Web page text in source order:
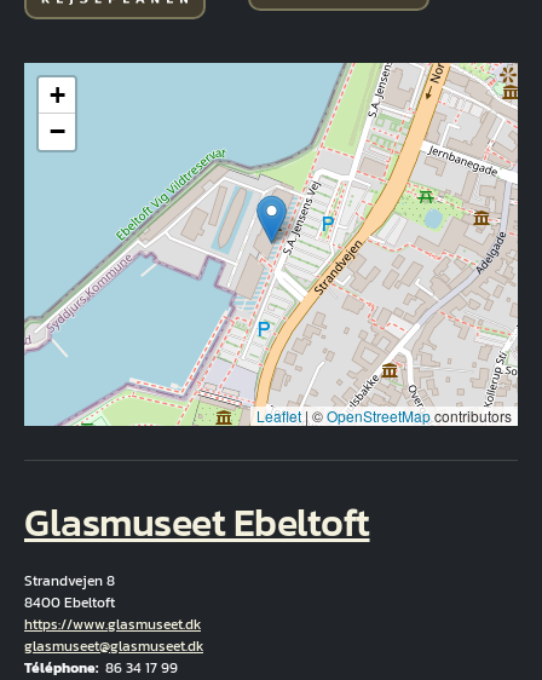
+
−
Leaflet |©OpenStreetMapcontributors
Glasmuseet Ebeltoft
Strandvejen 8
8400 Ebeltoft
Hjemmeside
https://www.glasmuseet.dk
Courriel
glasmuseet@glasmuseet.dk
Téléphone 86 34 17 99